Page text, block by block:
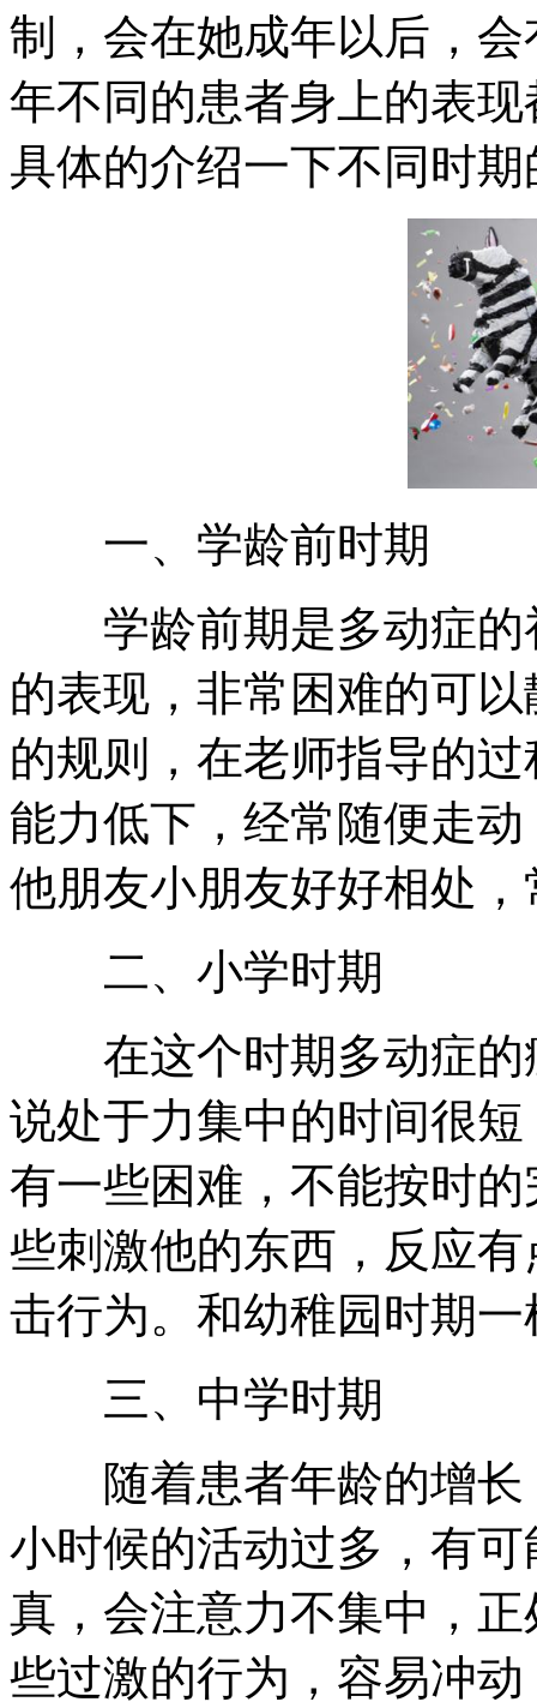
制，会在她成年以后，
年不同的患者身上的表
具体的介绍一下不同时
一、学龄前时期
学龄前期是多动症的
的表现，非常困难的可
的规则，在老师指导的
能力低下，经常随便走
他朋友小朋友好好相处
二、小学时期
在这个时期多动症的
说处于力集中的时间很
有一些困难，不能按时
些刺激他的东西，反应
击行为。和幼稚园时期
三、中学时期
随着患者年龄的增长
小时候的活动过多，有
真，会注意力不集中，
些过激的行为，容易冲